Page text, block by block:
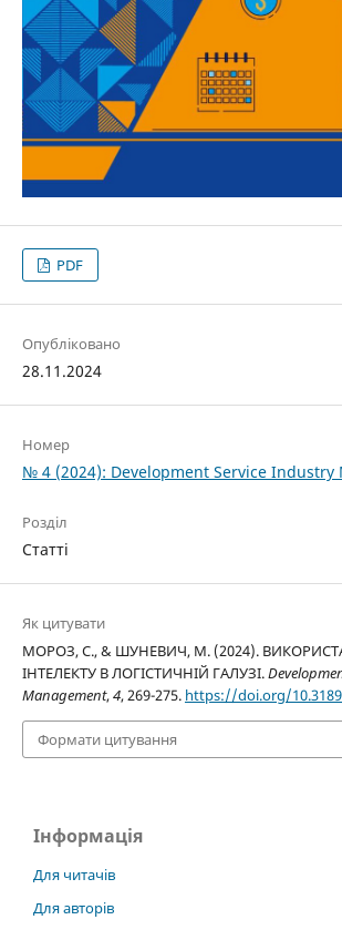
PDF
Опубліковано
28.11.2024
Номер
№ 4 (2024): Development Service Industry
Розділ
Статті
Як цитувати
МОРОЗ, С., & ШУНЕВИЧ, М. (2024).
ІНТЕЛЕКТУ В ЛОГІСТИЧНІЙ ГАЛУЗІ.
Management,4, 269-275. https://doi.org/
Формати цитування
Інформація
Для читачів
Для авторів